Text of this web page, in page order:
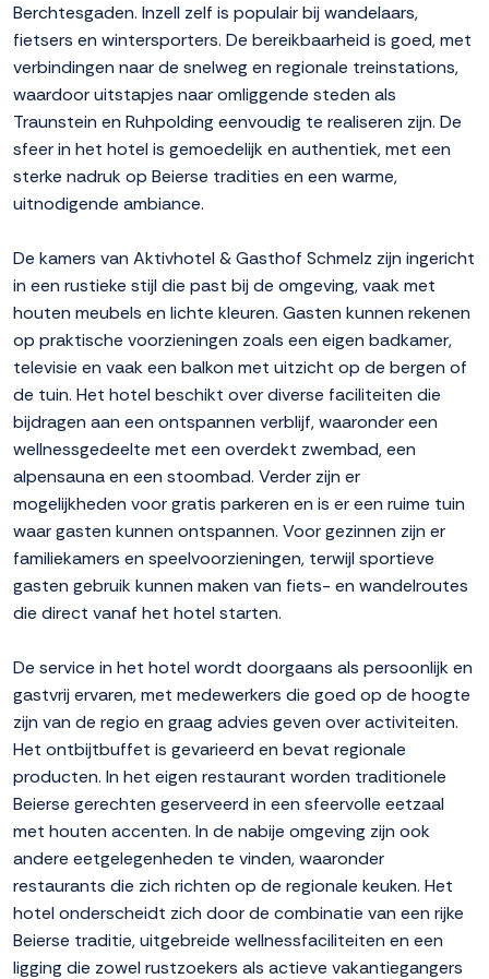
Berchtesgaden. Inzell zelf is populair bij wandelaars,
fietsers en wintersporters. De bereikbaarheid is goed, met
verbindingen naar de snelweg en regionale treinstations,
waardoor uitstapjes naar omliggende steden als
Traunstein en Ruhpolding eenvoudig te realiseren zijn. De
sfeer in het hotel is gemoedelijk en authentiek, met een
sterke nadruk op Beierse tradities en een warme,
uitnodigende ambiance.
De kamers van Aktivhotel & Gasthof Schmelz zijn ingericht
in een rustieke stijl die past bij de omgeving, vaak met
houten meubels en lichte kleuren. Gasten kunnen rekenen
op praktische voorzieningen zoals een eigen badkamer,
televisie en vaak een balkon met uitzicht op de bergen of
de tuin. Het hotel beschikt over diverse faciliteiten die
bijdragen aan een ontspannen verblijf, waaronder een
wellnessgedeelte met een overdekt zwembad, een
alpensauna en een stoombad. Verder zijn er
mogelijkheden voor gratis parkeren en is er een ruime tuin
waar gasten kunnen ontspannen. Voor gezinnen zijn er
familiekamers en speelvoorzieningen, terwijl sportieve
gasten gebruik kunnen maken van fiets- en wandelroutes
die direct vanaf het hotel starten.
De service in het hotel wordt doorgaans als persoonlijk en
gastvrij ervaren, met medewerkers die goed op de hoogte
zijn van de regio en graag advies geven over activiteiten.
Het ontbijtbuffet is gevarieerd en bevat regionale
producten. In het eigen restaurant worden traditionele
Beierse gerechten geserveerd in een sfeervolle eetzaal
met houten accenten. In de nabije omgeving zijn ook
andere eetgelegenheden te vinden, waaronder
restaurants die zich richten op de regionale keuken. Het
hotel onderscheidt zich door de combinatie van een rijke
Beierse traditie, uitgebreide wellnessfaciliteiten en een
ligging die zowel rustzoekers als actieve vakantiegangers